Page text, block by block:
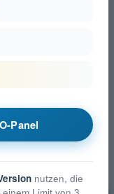
Panel
nutzen, die